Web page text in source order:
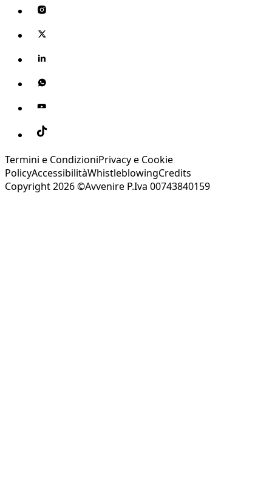
Termini e CondizioniPrivacy e Cookie
PolicyAccessibilitàWhistleblowingCredits
Copyright 2026 ©Avvenire P.Iva 00743840159